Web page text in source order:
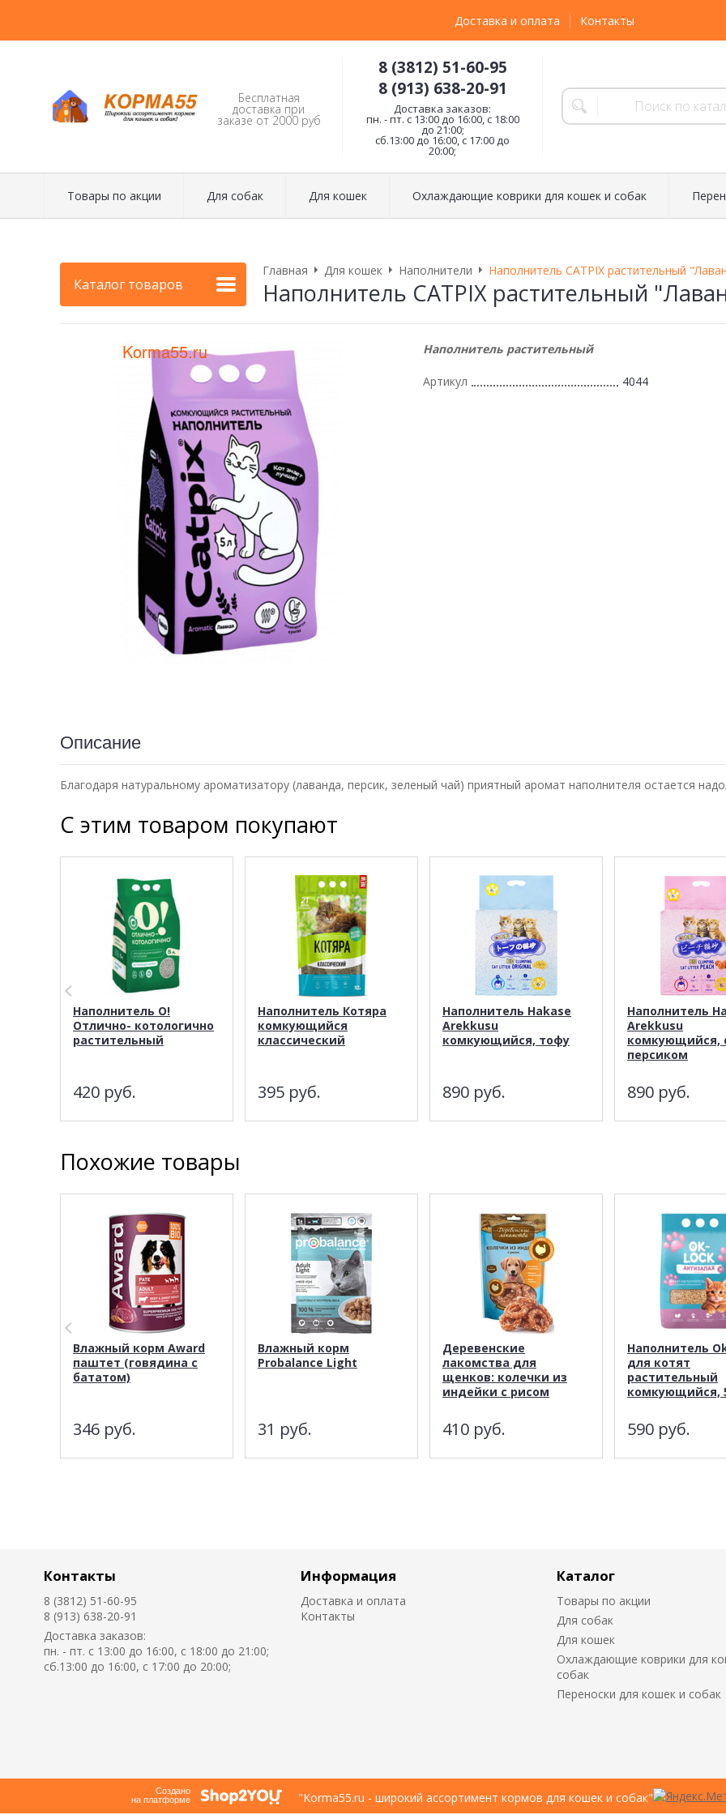
Доставка и оплата Контакты
Бесплатная
доставка при
заказе от 2000 руб
8 (3812) 51-60-95
8 (913) 638-20-91
Доставка заказов:
пн. - пт. с 13:00 до 16:00, с 18:00
до 21:00;
сб.13:00 до 16:00, с 17:00 до
20:00;
Товары по акции Для собак Для кошек Охлаждающие коврики для кошек и собак
Каталог товаров
Главная Для кошек Наполнители Наполнитель CATPIX растительный
Наполнитель CATPIX растительный
Наполнитель растительный
Артикул 4044
Описание
Благодаря натуральному ароматизатору (лаванда, персик, зеленый чай) приятный аромат наполнителя остается
С этим товаром покупают
Наполнитель О!
Отлично- котологично
растительный
420 руб.
Наполнитель Котяра
комкующийся
классический
395 руб.
Наполнитель Hakase
Arekkusu
комкующийся, тофу
890 руб.
Наполнитель
Arekkusu
комкующийся,
персиком
890 руб.
Похожие товары
Влажный корм Award
паштет (говядина с
бататом)
346 руб.
Влажный корм
Probalance Light
31 руб.
Деревенские
лакомства для
щенков: колечки из
индейки с рисом
410 руб.
Наполнитель
для котят
растительный
комкующийся,
590 руб.
Контакты
8 (3812) 51-60-95
8 (913) 638-20-91
Доставка заказов:
пн. - пт. с 13:00 до 16:00, с 18:00 до 21:00;
сб.13:00 до 16:00, с 17:00 до 20:00;
Информация
Доставка и оплата
Контакты
Каталог
Товары по акции
Для собак
Для кошек
Охлаждающие коврики для
собак
Переноски для кошек и собак
Создано
на платформе
"Korma55.ru - широкий ассортимент кормов для кошек и собак"